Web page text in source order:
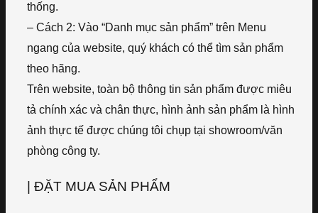
thống.
– Cách 2: Vào “Danh mục sản phẩm” trên Menu
ngang của website, quý khách có thể tìm sản phẩm
theo hãng.
Trên website, toàn bộ thông tin sản phẩm được miêu
tả chính xác và chân thực, hình ảnh sản phẩm là hình
ảnh thực tế được chúng tôi chụp tại showroom/văn
phòng công ty.
| ĐẶT MUA SẢN PHẨM